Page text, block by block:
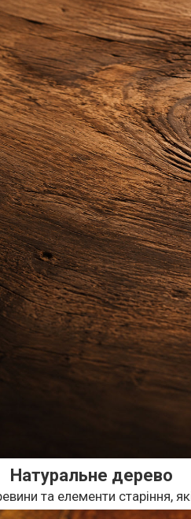
Натуральне дерево
та елементи старіння,